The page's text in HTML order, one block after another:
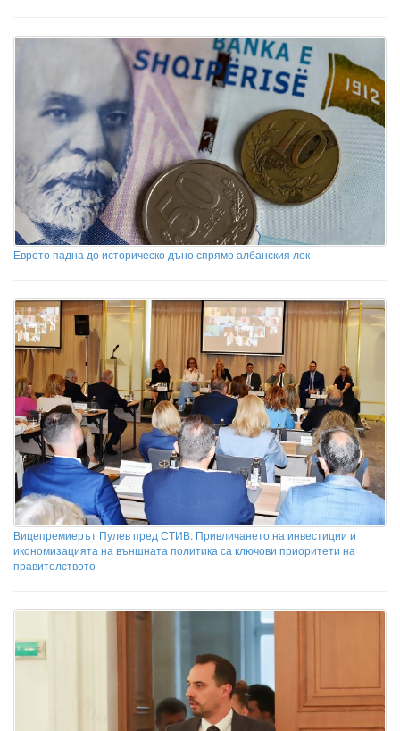
Еврото падна до историческо дъно спрямо албанския лек
Вицепремиерът Пулев пред СТИВ: Привличането на инвестиции и
икономизацията на външната политика са ключови приоритети на
правителството